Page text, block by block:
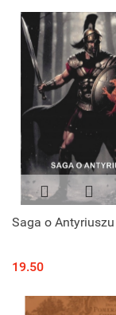
Saga o Antyriuszu
19.50